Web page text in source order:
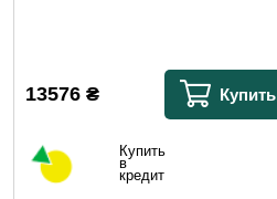
13576 ₴ Купить
Купить
в
кредит